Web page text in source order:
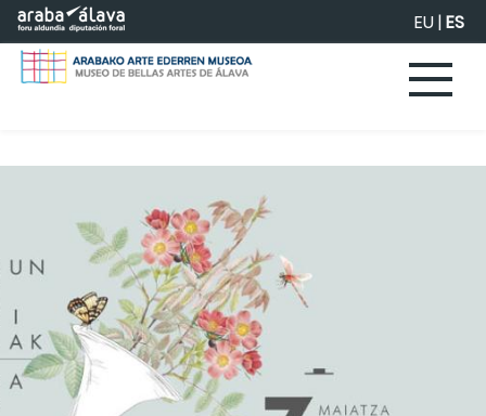
Saltar al contenido principal EU|ES